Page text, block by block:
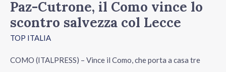
Paz-Cutrone, il Como vince lo
scontro salvezza col Lecce
TOP ITALIA
COMO (ITALPRESS) – Vince il Como, che porta a casa tre